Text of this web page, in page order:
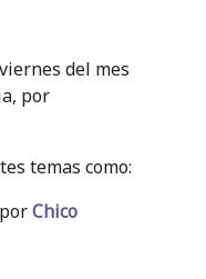
del mes
por
temas como:
porChico